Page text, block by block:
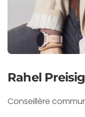
Rahel Preisig
Conseillère